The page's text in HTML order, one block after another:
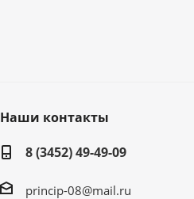
Наши контакты
8 (3452) 49-49-09
princip-08@mail.ru